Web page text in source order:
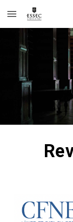
Skip to main content